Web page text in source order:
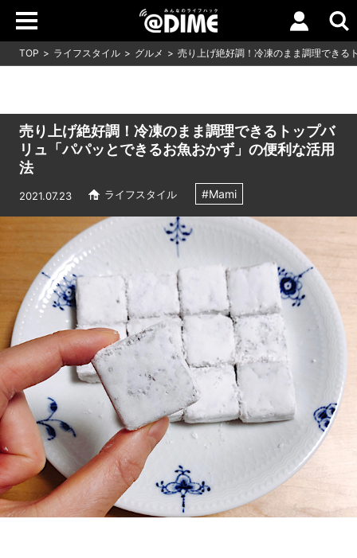
TOP ライフスタイル グルメ 売り上げ絶好調！冷凍のまま調理できる
売り上げ絶好調！冷凍のまま調理できるトップバ
リュ「パパッとできるお魚おかず」の便利な活用
法
2021.07.23 ライフスタイル #Mami